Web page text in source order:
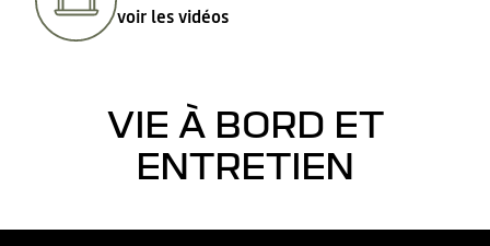
voir les vidéos
VIE À BORD ET
ENTRETIEN